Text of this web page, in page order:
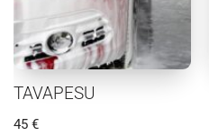
TAVAPESU
45 €